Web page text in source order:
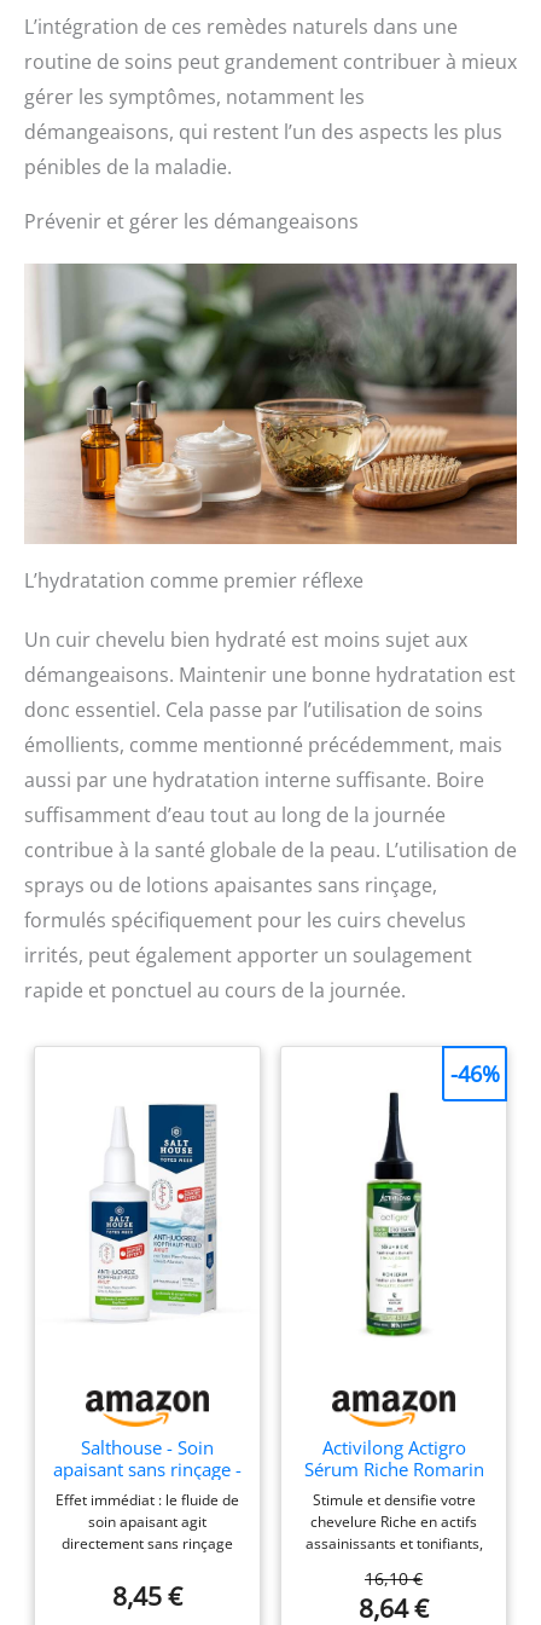
B1, B2, B3, B6 et B12.
Nourrit essentiellement la
peau et contient beaucoup
d'antioxydants pour aider à
maintenir une peau saine.
L’intégration de ces remèdes naturels dans une
routine de soins peut grandement contribuer à mieux
gérer les symptômes, notamment les
démangeaisons, qui restent l’un des aspects les plus
pénibles de la maladie.
Prévenir et gérer les démangeaisons
L’hydratation comme premier réflexe
Un cuir chevelu bien hydraté est moins sujet aux
démangeaisons. Maintenir une bonne hydratation est
donc essentiel. Cela passe par l’utilisation de soins
émollients, comme mentionné précédemment, mais
aussi par une hydratation interne suffisante. Boire
suffisamment d’eau tout au long de la journée
contribue à la santé globale de la peau. L’utilisation de
sprays ou de lotions apaisantes sans rinçage,
formulés spécifiquement pour les cuirs chevelus
irrités, peut également apporter un soulagement
rapide et ponctuel au cours de la journée.
Salthouse - Soin
apaisant sans rinçage -
Anti-démangeaisons -
Sans rinçage - Avec
panthénol et
niacinamide - Pour
cuir chevelu - 75 ml
Effet immédiat : le fluide de
soin apaisant agit
directement sans rinçage
et de cuir chevelu sensible.
Hydratant : le fluide anti-
8,45 €
Activilong Actigro
Sérum Riche Romarin
130 ml
Stimule et densifie votre
chevelure Riche en actifs
assainissants et tonifiants,
allié de nuit indispensable
pour activer la croissance
16,10 €
8,64 €
-46%